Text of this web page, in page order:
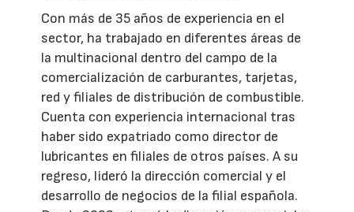
Con más de 35 años de experiencia en el
sector, ha trabajado en diferentes áreas de
la multinacional dentro del campo de la
comercialización de carburantes, tarjetas,
red y filiales de distribución de combustible.
Cuenta con experiencia internacional tras
haber sido expatriado como director de
lubricantes en filiales de otros países. A su
regreso, lideró la dirección comercial y el
desarrollo de negocios de la filial española.